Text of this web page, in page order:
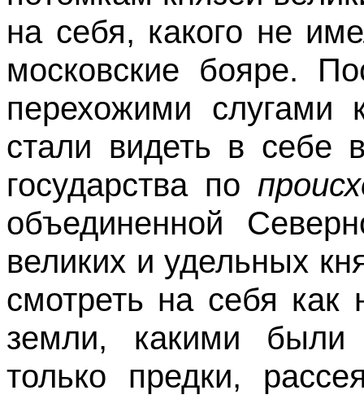
на себя, какого не
московские бояре.
перехожими слугами
стали видеть в себе
государства по
объединенной
великих и удельных
смотреть на себя как
земли, какими были
только предки,